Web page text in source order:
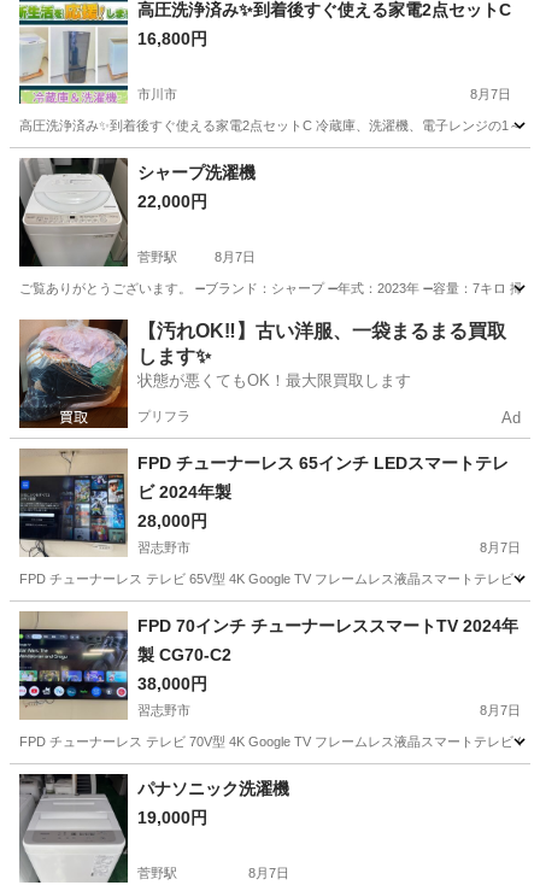
高圧洗浄済み✨到着後すぐ使える家電2点セットC
16,800円
市川市 8月7日
高圧洗浄済み✨到着後すぐ使える家電2点セットC 冷蔵庫、洗濯機、電子レンジの1～
千葉 市川市 キッチン家電
シャープ洗濯機
22,000円
菅野駅 8月7日
ご覧ありがとうございます。 ➖ブランド：シャープ ➖年式：2023年 ➖容量：7キロ
千葉 市川市 菅野駅 生活家電 シャープ
【汚れOK‼️】古い洋服、一袋まるまる買取
します✨
状態が悪くてもOK！最大限買取します
プリフラ Ad
FPD チューナーレス 65インチ LEDスマートテレ
ビ 2024年製
28,000円
習志野市 8月7日
FPD チューナーレス テレビ 65V型 4K Google TV フレームレス液晶スマートテレビ
千葉 習志野市 FPD 70インチ チューナーレススマートTV 2024年
製 CG70-C2
38,000円
習志野市 8月7日
FPD チューナーレス テレビ 70V型 4K Google TV フレームレス液晶スマートテレビ
千葉 習志野市 パナソニック洗濯機
19,000円
菅野駅 8月7日